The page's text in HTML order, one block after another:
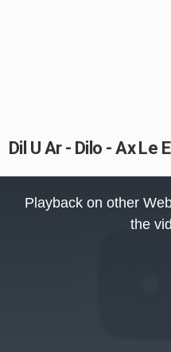
Dil U Ar - Dilo - Ax Le
Playback on other
the